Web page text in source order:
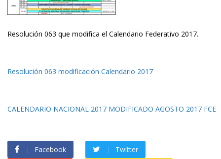
Resolución 063 que modifica el Calendario Federativo 2017.
Resolución 063 modificación Calendario 2017
CALENDARIO NACIONAL 2017 MODIFICADO AGOSTO 2017 FCE
Facebook
Twitter